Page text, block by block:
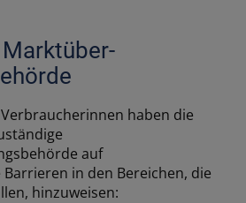
Marktüber­
haben die
auf
in den Bereichen, die
hinzuweisen: